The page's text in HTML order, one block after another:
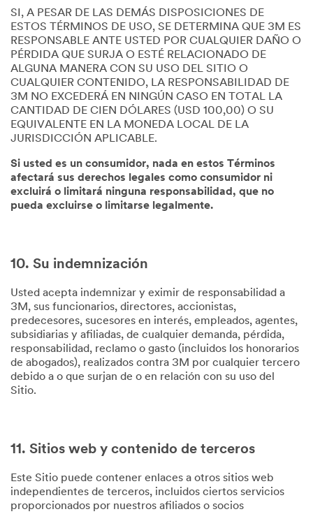
SI, A PESAR DE LAS DEMÁS DISPOSICIONES DE
ESTOS TÉRMINOS DE USO, SE DETERMINA QUE 3M ES
RESPONSABLE ANTE USTED POR CUALQUIER DAÑO O
PÉRDIDA QUE SURJA O ESTÉ RELACIONADO DE
ALGUNA MANERA CON SU USO DEL SITIO O
CUALQUIER CONTENIDO, LA RESPONSABILIDAD DE
3M NO EXCEDERÁ EN NINGÚN CASO EN TOTAL LA
CANTIDAD DE CIEN DÓLARES (USD 100,00) O SU
EQUIVALENTE EN LA MONEDA LOCAL DE LA
JURISDICCIÓN APLICABLE.
Si usted es un consumidor, nada en estos Términos
afectará sus derechos legales como consumidor ni
excluirá o limitará ninguna responsabilidad, que no
pueda excluirse o limitarse legalmente.
10. Su indemnización
Usted acepta indemnizar y eximir de responsabilidad a
3M, sus funcionarios, directores, accionistas,
predecesores, sucesores en interés, empleados, agentes,
subsidiarias y afiliadas, de cualquier demanda, pérdida,
responsabilidad, reclamo o gasto (incluidos los honorarios
de abogados), realizados contra 3M por cualquier tercero
debido a o que surjan de o en relación con su uso del
Sitio.
11. Sitios web y contenido de terceros
Este Sitio puede contener enlaces a otros sitios web
independientes de terceros, incluidos ciertos servicios
proporcionados por nuestros afiliados o socios